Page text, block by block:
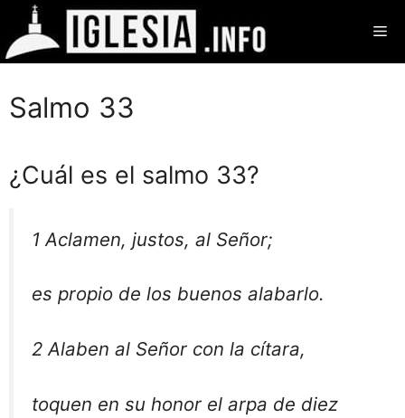
Saltar
contenido
Salmo 33
¿Cuál es el salmo 33?
1 Aclamen, justos, al Señor;
es propio de los buenos alabarlo.
2 Alaben al Señor con la cítara,
toquen en su honor el arpa de diez